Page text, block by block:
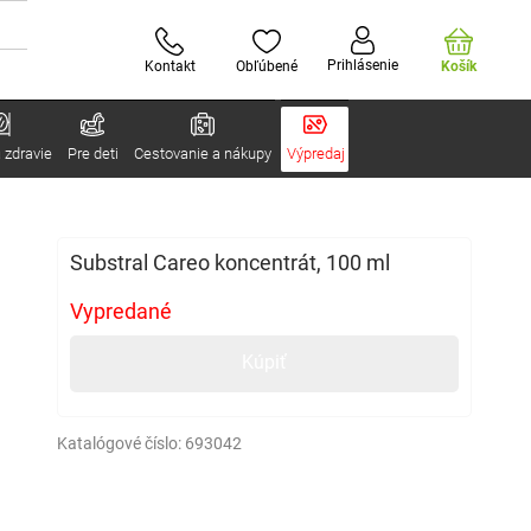
Kontakt Obľúbené Prihlásenie Košík
zdravie Pre deti Cestovanie a nákupy Výpredaj
Substral Careo koncentrát, 100 ml
Vypredané
Katalógové číslo: 693042